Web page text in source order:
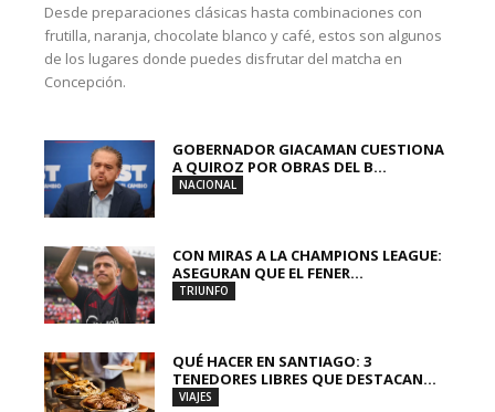
Desde preparaciones clásicas hasta combinaciones con
frutilla, naranja, chocolate blanco y café, estos son algunos
de los lugares donde puedes disfrutar del matcha en
Concepción.
GOBERNADOR GIACAMAN CUESTIONA
A QUIROZ POR OBRAS DEL B...
NACIONAL
CON MIRAS A LA CHAMPIONS LEAGUE:
ASEGURAN QUE EL FENER...
TRIUNFO
QUÉ HACER EN SANTIAGO: 3
TENEDORES LIBRES QUE DESTACAN...
VIAJES